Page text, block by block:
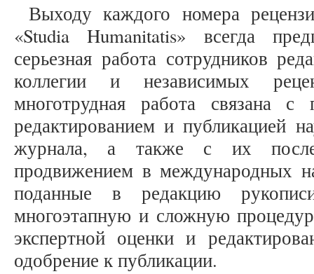
Выходу каждого номера
«Studia Humanitatis» всегда
серьезная работа сотрудников
коллегии и независимых
многотрудная работа связана с
редактированием и публикацией
журнала, а также с их
продвижением в международных
поданные в редакцию
многоэтапную и сложную
экспертной оценки и
одобрение к публикации.